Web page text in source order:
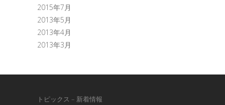
2015年7月
2013年5月
2013年4月
2013年3月
トピックス – 新着情報